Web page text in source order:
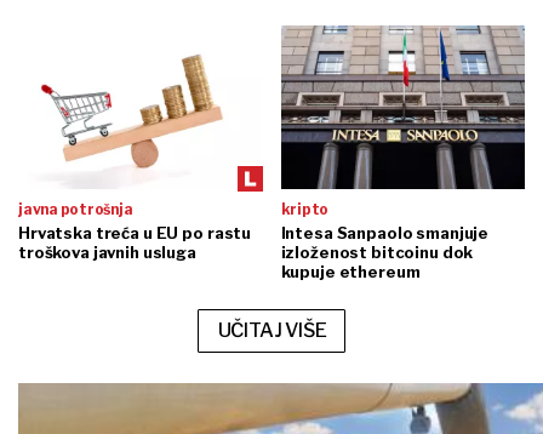
javna potrošnja
Hrvatska treća u EU po rastu
troškova javnih usluga
kripto
Intesa Sanpaolo smanjuje
izloženost bitcoinu dok
kupuje ethereum
UČITAJ VIŠE